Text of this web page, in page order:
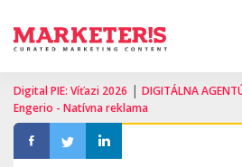
Digital PIE: Víťazi 2026 | DIGITÁLNA
Engerio - Natívna reklama